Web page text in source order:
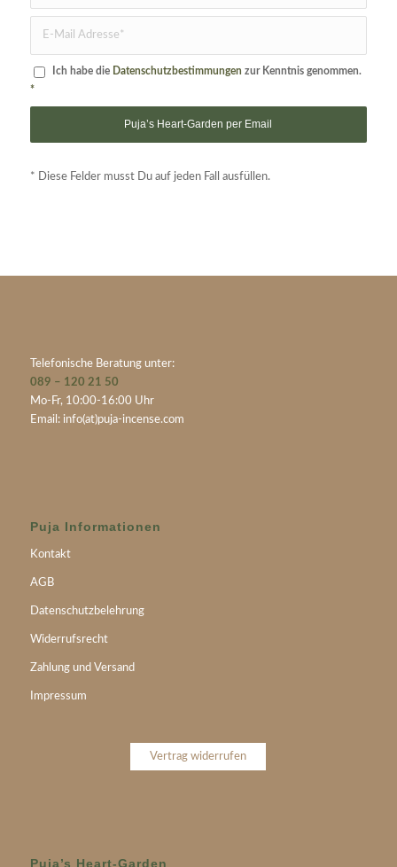
Ich habe die Datenschutzbestimmungen zur Kenntnis genommen.
*
* Diese Felder musst Du auf jeden Fall ausfüllen.
Telefonische Beratung unter:
089 – 120 21 50
Mo-Fr, 10:00-16:00 Uhr
Email: info(at)puja-incense.com
Puja Informationen
Kontakt
AGB
Datenschutzbelehrung
Widerrufsrecht
Zahlung und Versand
Impressum
Vertrag widerrufen
Puja’s Heart-Garden